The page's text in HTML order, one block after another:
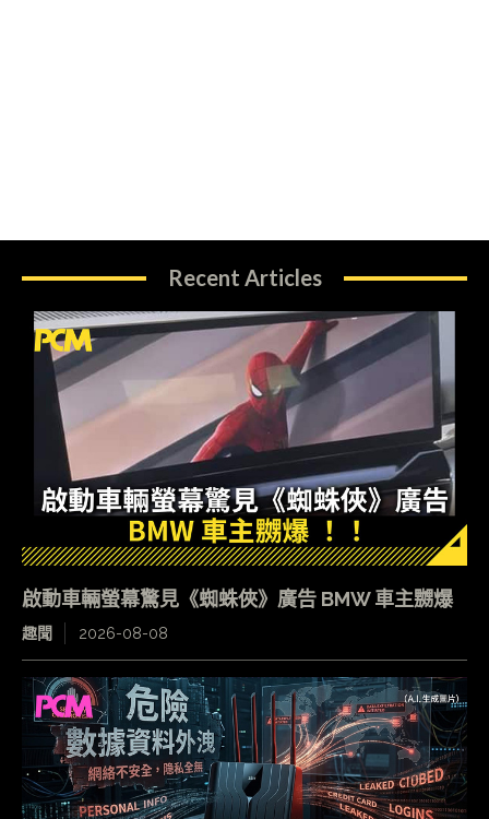
Recent Articles
啟動車輛螢幕驚見《蜘蛛俠》廣告 BMW 車主嬲爆
趣聞 2026-08-08